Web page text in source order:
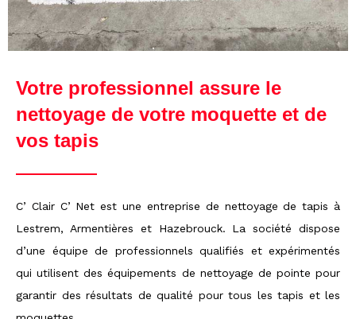
Votre professionnel assure le
nettoyage de votre moquette et de
vos tapis
C’ Clair C’ Net est une entreprise de nettoyage de tapis à
Lestrem, Armentières et Hazebrouck. La société dispose
d’une équipe de professionnels qualifiés et expérimentés
qui utilisent des équipements de nettoyage de pointe pour
garantir des résultats de qualité pour tous les tapis et les